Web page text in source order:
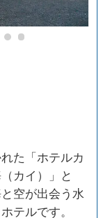
た「ホテルカ
カイ）」と
空が出会う水
テルです。